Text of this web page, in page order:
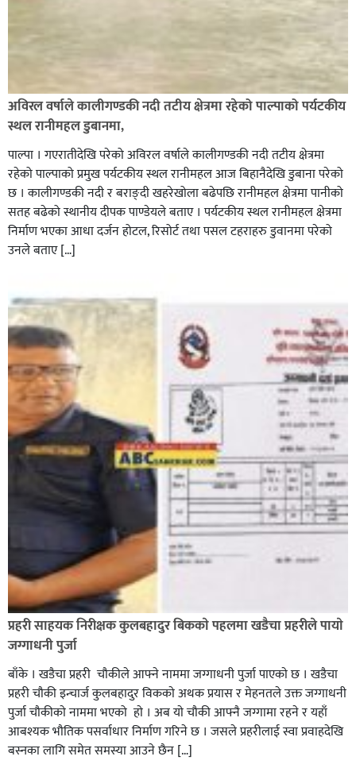
अविरल वर्षाले कालीगण्डकी नदी तटीय क्षेत्रमा रहेको पाल्पाको पर्यटकीय
स्थल रानीमहल डुबानमा,
पाल्पा । गएरातीदेखि परेको अविरल वर्षाले कालीगण्डकी नदी तटीय क्षेत्रमा
रहेको पाल्पाको प्रमुख पर्यटकीय स्थल रानीमहल आज बिहानैदेखि डुबाना परेको
छ । कालीगण्डकी नदी र बराङ्दी खहरेखोला बढेपछि रानीमहल क्षेत्रमा पानीको
सतह बढेको स्थानीय दीपक पाण्डेयले बताए । पर्यटकीय स्थल रानीमहल क्षेत्रमा
निर्माण भएका आधा दर्जन होटल, रिसोर्ट तथा पसल टहराहरु डुवानमा परेको
उनले बताए […]
प्रहरी साहयक निरीक्षक कुलबहादुर बिककाे पहलमा खडैचा प्रहरीले पायाे
जग्गाधनी पुर्जा
बाँके । खडैचा प्रहरी चाैकीले आफ्ने नाममा जग्गाधनी पुर्जा पाएकाे छ । खडैचा
प्रहरी चाैकी इन्चार्ज कुलबहादुर विककाे अथक प्रयास र मेहनतले उक्त जग्गाधनी
पुर्जा चाैकीकाे नाममा भएको हाे । अब याे चाैकी आफ्नै जग्गामा रहने र यहाँ
आबश्यक भाैतिक पसर्वाधार निर्माण गरिने छ । जसले प्रहरीलाई स्वा प्रवाहदेखि
बस्नका लागि समेत समस्या आउने छैन […]